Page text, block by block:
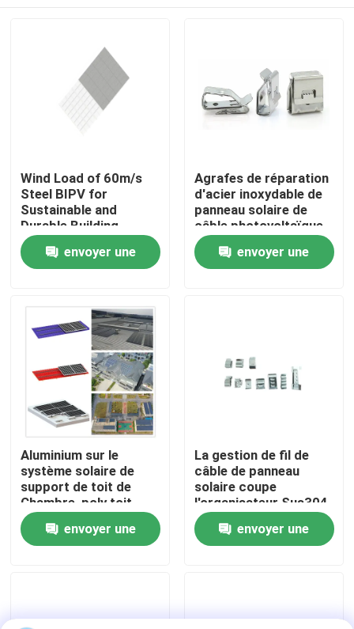
Maison
Produits
Vidéos
Exposition de VR
Au sujet de nous
Visite d'usine
Contrôle de qualité
Contactez-nous
picovolte solaire montant des systèmes
Wind Load of 60m/s
Steel BIPV for
Sustainable and
Durable Building
Solutions
envoyer une
Agrafes de réparation
d'acier inoxydable de
panneau solaire de
câble photovoltaïque
anticorrosion du
système picovolte
envoyer une
Aluminium sur le
système solaire de
support de toit de
Chambre, poly toit
solaire de picovolte
montant des systèmes
envoyer une
La gestion de fil de
câble de panneau
solaire coupe
l'organisateur Sus304
envoyer une